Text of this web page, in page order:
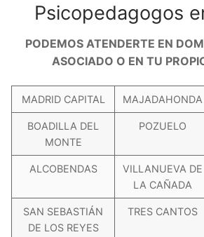
Psicopedagogos
PODEMOS ATENDERTE EN
ASOCIADO O EN TU
MADRID CAPITAL MAJADAHONDA
BOADILLA DEL
MONTE
POZUELO
ALCOBENDAS
VILLANUEVA DE
LA CAÑADA
SAN SEBASTIÁN
DE LOS REYES
TRES CANTOS